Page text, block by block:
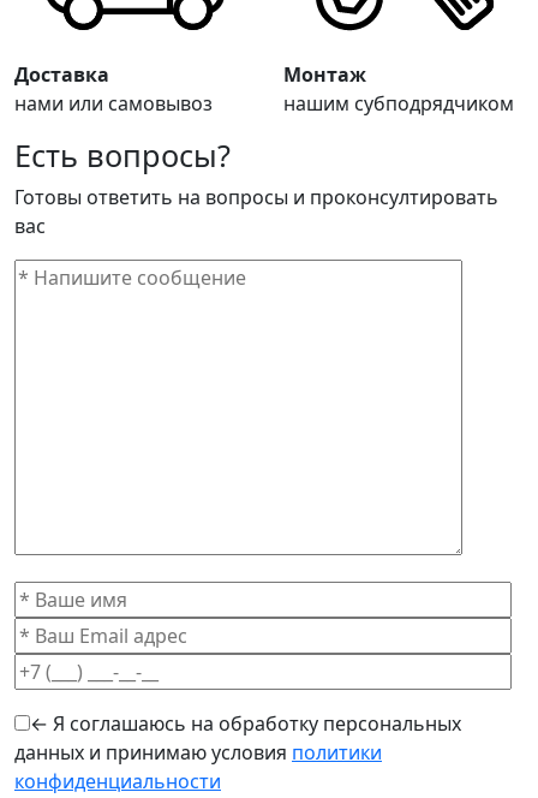
Доставка
нами или самовывоз
Монтаж
нашим субподрядчиком
Есть вопросы?
Готовы ответить на вопросы и проконсултировать
вас
← Я соглашаюсь на обработку персональных
данных и принимаю условия политики
конфиденциальности